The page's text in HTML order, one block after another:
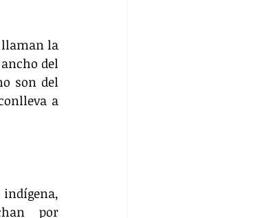
llaman la
del
son del
a
por